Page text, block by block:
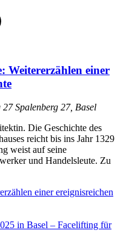
Weitererzählen einer
27Spalenberg 27, Basel
Die Geschichte des
reicht bis ins Jahr 1329
weist auf seine
und Handelsleute. Zu
einer ereignisreichen